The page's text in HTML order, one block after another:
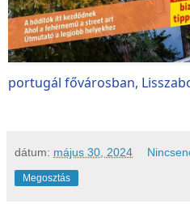
portugál fővárosban,
dátum: május 30, 2024
Megosztás